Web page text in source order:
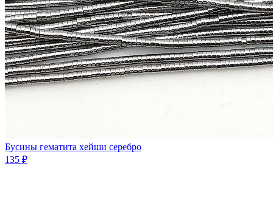
Бусины гематита хейши серебро
135 ₽